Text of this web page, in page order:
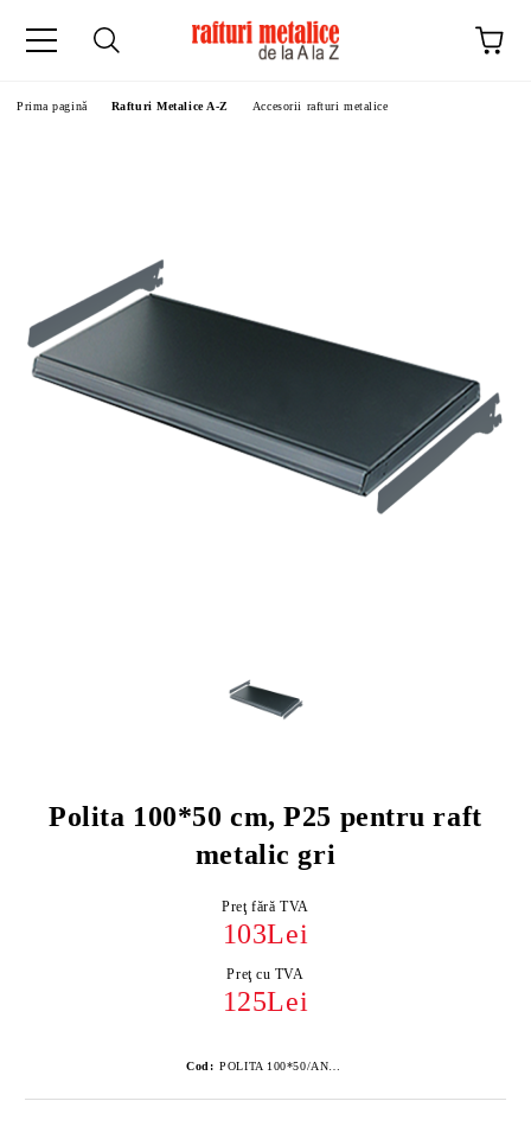
Prima pagină Rafturi Metalice A-Z Accesorii rafturi metalice
Polita 100*50 cm, P25 pentru raft
metalic gri
Preţ fără TVA
103Lei
Preţ cu TVA
125Lei
Cod: